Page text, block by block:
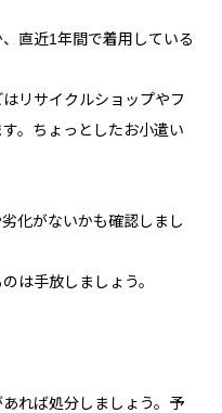
直近1年間で着用している
リサイクルショップやフ
。ちょっとしたお小遣い
化がないかも確認しまし
は手放しましょう。
れば処分しましょう。予